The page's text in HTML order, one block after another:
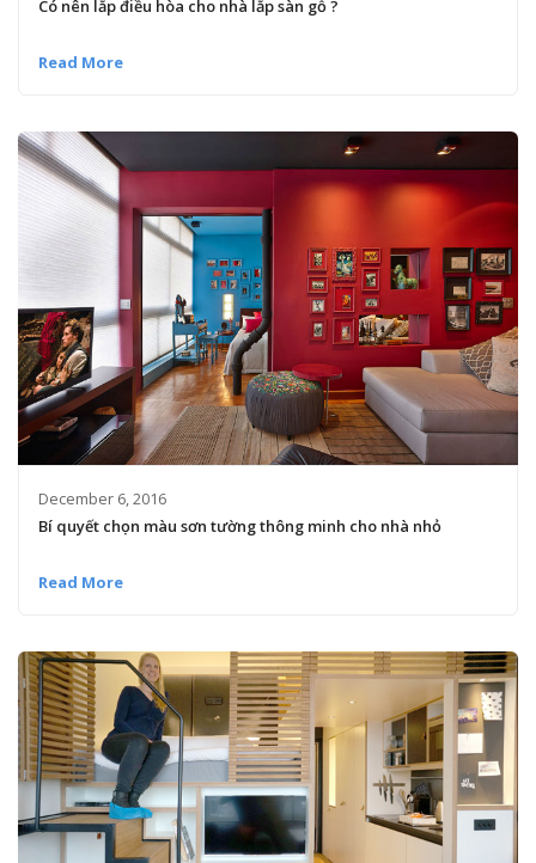
Có nên lắp điều hòa cho nhà lắp sàn gỗ ?
Read More
December 6, 2016
Bí quyết chọn màu sơn tường thông minh cho nhà nhỏ
Read More